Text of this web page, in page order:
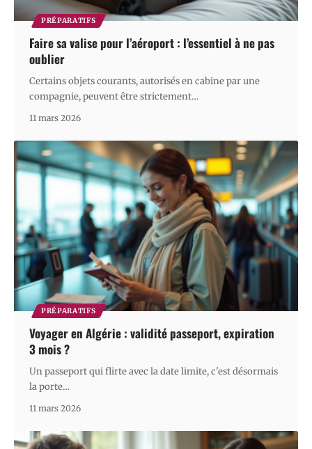
PRÉPARATIFS
Faire sa valise pour l’aéroport : l’essentiel à ne pas
oublier
Certains objets courants, autorisés en cabine par une
compagnie, peuvent être strictement…
11 mars 2026
PRÉPARATIFS
Voyager en Algérie : validité passeport, expiration
3 mois ?
Un passeport qui flirte avec la date limite, c'est désormais
la porte…
11 mars 2026